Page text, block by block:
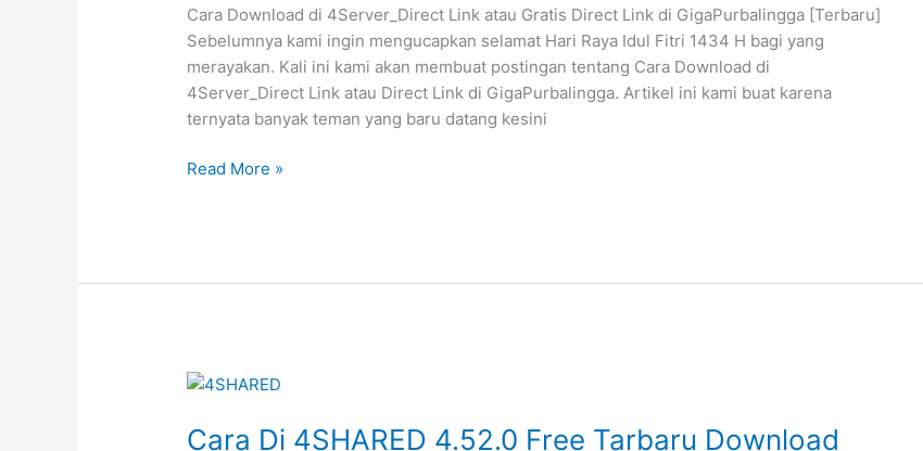
Cara Download di 4Server_Direct Link atau Gratis Direct Link di GigaPurbalingga [Terbaru]
Sebelumnya kami ingin mengucapkan selamat Hari Raya Idul Fitri 1434 H bagi yang
merayakan. Kali ini kami akan membuat postingan tentang Cara Download di
4Server_Direct Link atau Direct Link di GigaPurbalingga. Artikel ini kami buat karena
ternyata banyak teman yang baru datang kesini
Cara
Read More »
Cara Di 4SHARED 4.52.0 Free Tarbaru Download